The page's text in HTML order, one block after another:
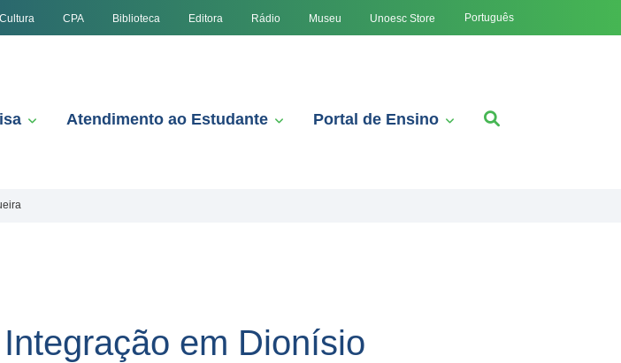
Cultura CPA Biblioteca Editora Rádio Museu Unoesc Store Português
Atendimento ao Estudante Portal de Ensino
em Dionísio